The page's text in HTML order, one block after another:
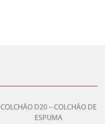
COLCHÃO D20 – COLCHÃO DE
ESPUMA